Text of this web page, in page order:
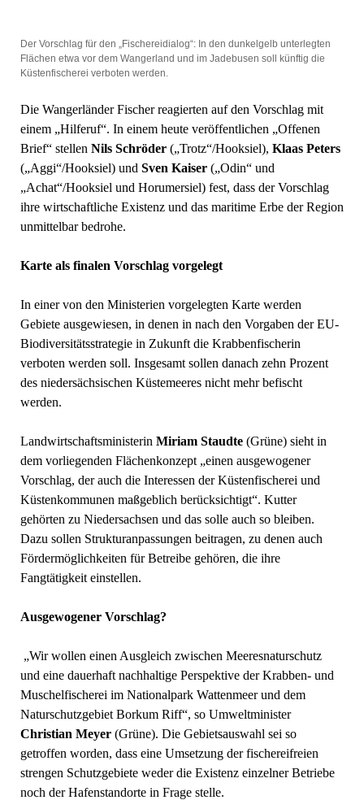
Der Vorschlag für den „Fischereidialog“: In den dunkelgelb unterlegten
Flächen etwa vor dem Wangerland und im Jadebusen soll künftig die
Küstenfischerei verboten werden.
Die Wangerländer Fischer reagierten auf den Vorschlag mit
einem „Hilferuf“. In einem heute veröffentlichen „Offenen
Brief“ stellen Nils Schröder(„Trotz“/Hooksiel), Klaas Peters
(„Aggi“/Hooksiel) und Sven Kaiser(„Odin“ und
„Achat“/Hooksiel und Horumersiel) fest, dass der Vorschlag
ihre wirtschaftliche Existenz und das maritime Erbe der Region
unmittelbar bedrohe.
Karte als finalen Vorschlag vorgelegt
In einer von den Ministerien vorgelegten Karte werden
Gebiete ausgewiesen, in denen in nach den Vorgaben der EU-
Biodiversitätsstrategie in Zukunft die Krabbenfischerin
verboten werden soll. Insgesamt sollen danach zehn Prozent
des niedersächsischen Küstemeeres nicht mehr befischt
werden.
Landwirtschaftsministerin Miriam Staudte(Grüne) sieht in
dem vorliegenden Flächenkonzept „einen ausgewogener
Vorschlag, der auch die Interessen der Küstenfischerei und
Küstenkommunen maßgeblich berücksichtigt“. Kutter
gehörten zu Niedersachsen und das solle auch so bleiben.
Dazu sollen Strukturanpassungen beitragen, zu denen auch
Fördermöglichkeiten für Betreibe gehören, die ihre
Fangtätigkeit einstellen.
Ausgewogener Vorschlag?
„Wir wollen einen Ausgleich zwischen Meeresnaturschutz
und eine dauerhaft nachhaltige Perspektive der Krabben- und
Muschelfischerei im Nationalpark Wattenmeer und dem
Naturschutzgebiet Borkum Riff“, so Umweltminister
Christian Meyer(Grüne). Die Gebietsauswahl sei so
getroffen worden, dass eine Umsetzung der fischereifreien
strengen Schutzgebiete weder die Existenz einzelner Betriebe
noch der Hafenstandorte in Frage stelle.